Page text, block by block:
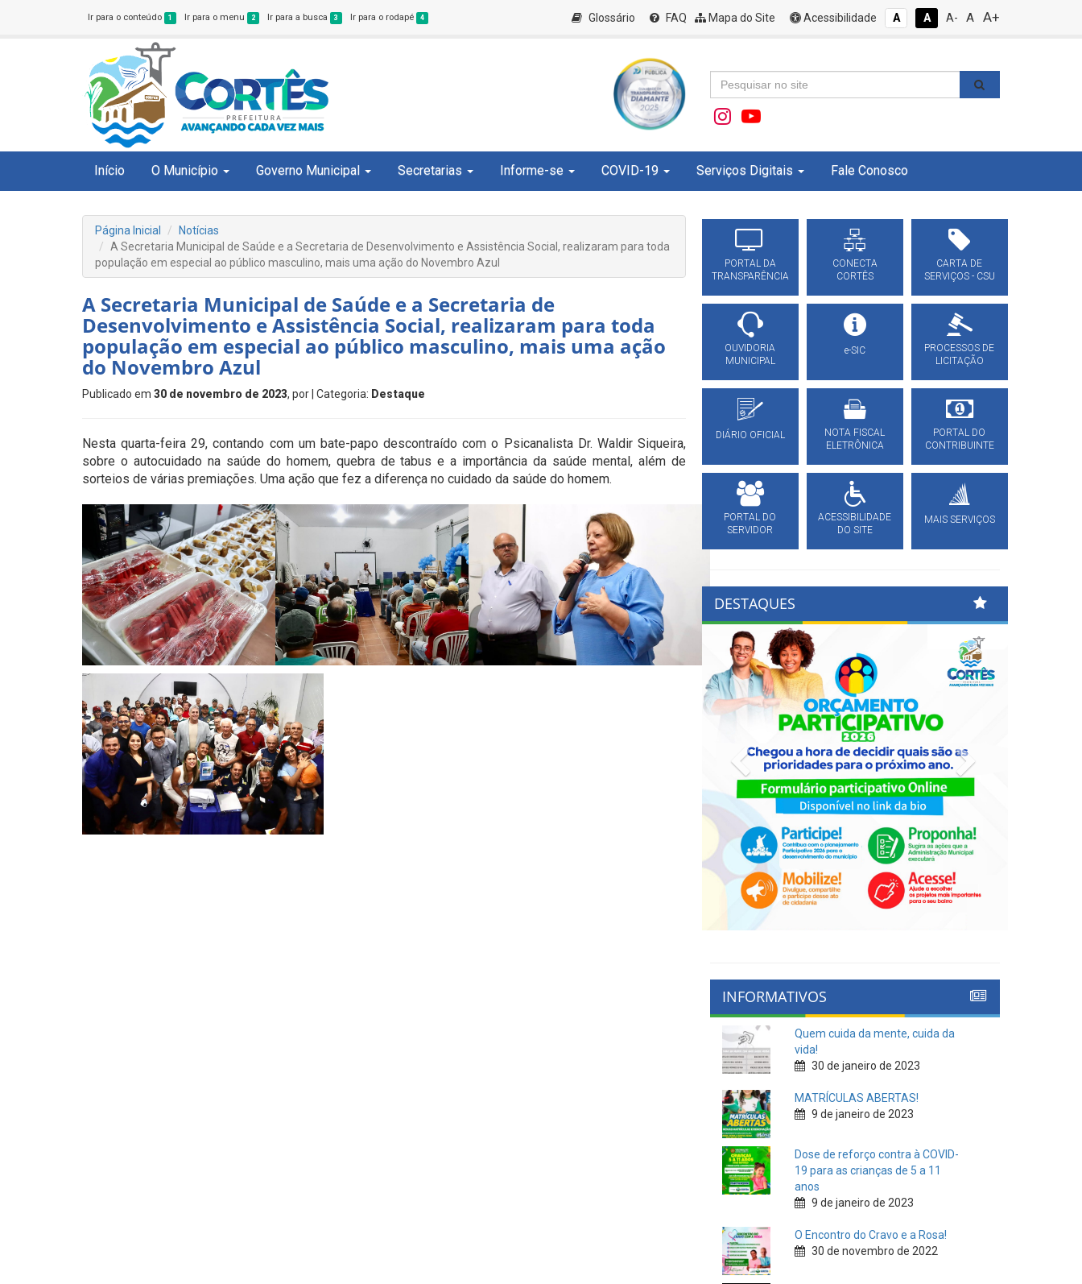
Ir para o conteúdo 1 Ir para o menu 2 Ir para a busca 3 Ir para o rodapé 4 Glossário FAQ Mapa do Site Acessibilidade A A A- A A+
Início O Município Governo Municipal Secretarias Informe-se COVID-19 Serviços Digitais Fale Conosco
Página Inicial
Notícias
A Secretaria Municipal de Saúde e a Secretaria de Desenvolvimento e Assistência Social, realizaram para toda
população em especial ao público masculino, mais uma ação do Novembro Azul
A Secretaria Municipal de Saúde e a Secretaria de
Desenvolvimento e Assistência Social, realizaram para toda
população em especial ao público masculino, mais uma ação
do Novembro Azul
Publicado em 30 de novembro de 2023, por | Categoria: Destaque
Nesta quarta-feira 29, contando com um bate-papo descontraído com o Psicanalista Dr. Waldir Siqueira,
sobre o autocuidado na saúde do homem, quebra de tabus e a importância da saúde mental, além de
sorteios de várias premiações. Uma ação que fez a diferença no cuidado da saúde do homem.
PORTAL DA
TRANSPARÊNCIA
CONECTA
CORTÊS
CARTA DE
SERVIÇOS - CSU
OUVIDORIA
MUNICIPAL
e-SIC
PROCESSOS DE
LICITAÇÃO
DIÁRIO OFICIAL
NOTA FISCAL
ELETRÔNICA
PORTAL DO
CONTRIBUINTE
PORTAL DO
SERVIDOR
ACESSIBILIDADE
DO SITE
MAIS SERVIÇOS
DESTAQUES
Previous
INFORMATIVOS
Quem cuida da mente, cuida da
vida!
30 de janeiro de 2023
MATRÍCULAS ABERTAS!
9 de janeiro de 2023
Dose de reforço contra à COVID-
19 para as crianças de 5 a 11
anos
9 de janeiro de 2023
O Encontro do Cravo e a Rosa!
30 de novembro de 2022